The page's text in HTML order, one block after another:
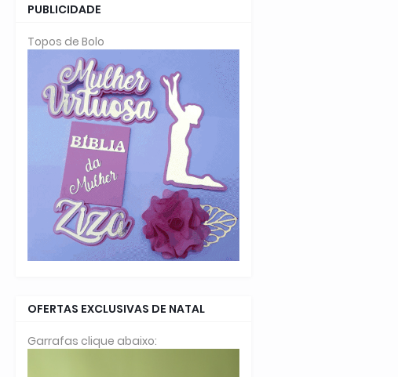
PUBLICIDADE
Topos de Bolo
OFERTAS EXCLUSIVAS DE NATAL
Garrafas clique abaixo: